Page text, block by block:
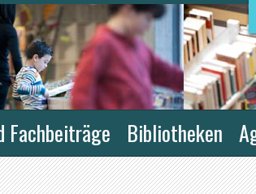
Fachbeiträge Bibliotheken